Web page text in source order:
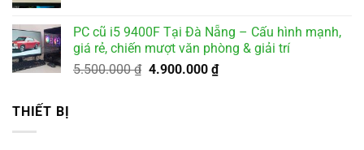
2.500.000 ₫.
tại
là:
2.000.000 ₫.
PC cũ i5 9400F Tại Đà Nẵng – Cấu hình mạnh,
giá rẻ, chiến mượt văn phòng & giải trí
5.500.000₫ Giá
4.900.000 ₫Giá
THIẾT BỊ